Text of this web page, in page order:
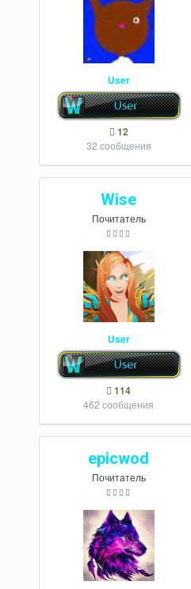
User
12
32 сообщения
Wise
Почитатель
User
114
462 сообщения
epicwod
Почитатель